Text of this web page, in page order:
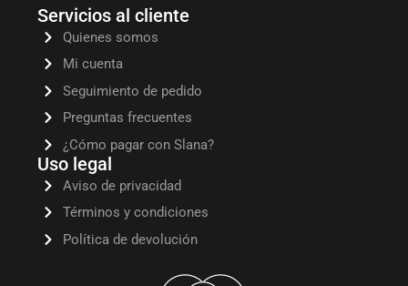
Servicios al cliente
Quienes somos
Mi cuenta
Seguimiento de pedido
Preguntas frecuentes
¿Cómo pagar con Slana?
Uso legal
Aviso de privacidad
Términos y condiciones
Política de devolución